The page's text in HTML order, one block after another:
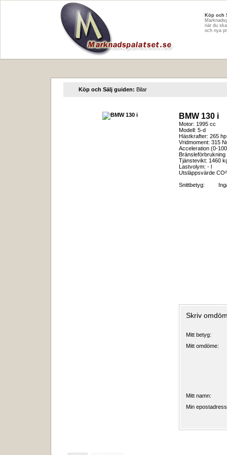
Köp och
när du
och nya
Köp och Sälj guiden: Bilar
BMW 130 i
Motor: 1995 cc
Modell: 5-d
Hästkrafter: 265 hp
Vridmoment: 315
Acceleration (0-
Tjänstevikt: 1460
Lastvolym: - l
Utsläppsvärde
Snittbetyg:
Skriv
Mitt betyg:
Mitt omdöme:
Mitt namn:
Min